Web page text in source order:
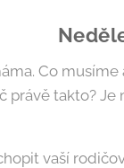
Co
právě takto?
vaší